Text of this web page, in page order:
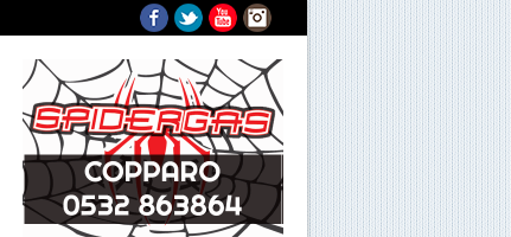
Facebook
TwitterYouTubeInstagram